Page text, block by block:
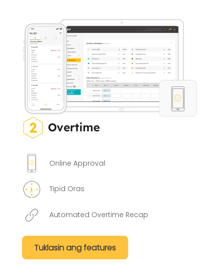
Overtime
Online Approval
Tipid Oras
Automated Overtime Recap
Tuklasin ang features